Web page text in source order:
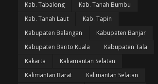
Kab. Tabalong
Kab. Tanah Bumbu
Kab. Tanah Laut
Kab. Tapin
Kabupaten Balangan
Kabupaten Banjar
Kabupaten Barito Kuala
Kabupaten Tala
Kakarta
Kaliamantan Selatan
Kalimantan Barat
Kalimantan Selatan